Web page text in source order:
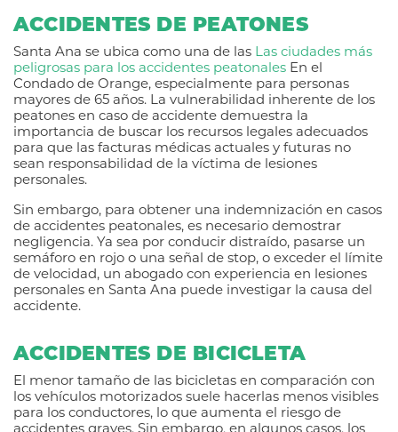
ACCIDENTES DE PEATONES
Santa Ana se ubica como una de las Las ciudades más
peligrosas para los accidentes peatonales En el
Condado de Orange, especialmente para personas
mayores de 65 años. La vulnerabilidad inherente de los
peatones en caso de accidente demuestra la
importancia de buscar los recursos legales adecuados
para que las facturas médicas actuales y futuras no
sean responsabilidad de la víctima de lesiones
personales.
Sin embargo, para obtener una indemnización en casos
de accidentes peatonales, es necesario demostrar
negligencia. Ya sea por conducir distraído, pasarse un
semáforo en rojo o una señal de stop, o exceder el límite
de velocidad, un abogado con experiencia en lesiones
personales en Santa Ana puede investigar la causa del
accidente.
ACCIDENTES DE BICICLETA
El menor tamaño de las bicicletas en comparación con
los vehículos motorizados suele hacerlas menos visibles
para los conductores, lo que aumenta el riesgo de
accidentes graves. Sin embargo, en algunos casos, los